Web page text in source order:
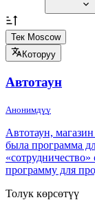
Тек Moscow
Которуу
Автотаун
Анонимдүү
Автотаун,
была программа
программу для
Толук көрсөтүү